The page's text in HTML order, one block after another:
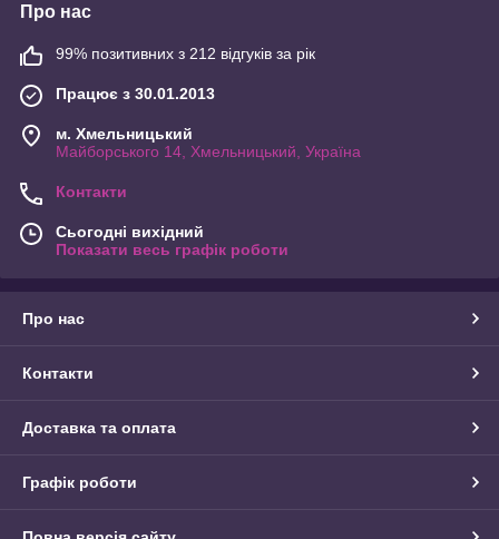
Про нас
99% позитивних з 212 відгуків за рік
Працює з 30.01.2013
м. Хмельницький
Майборського 14, Хмельницький, Україна
Контакти
Сьогодні вихідний
Показати весь графік роботи
Про нас
Контакти
Доставка та оплата
Графік роботи